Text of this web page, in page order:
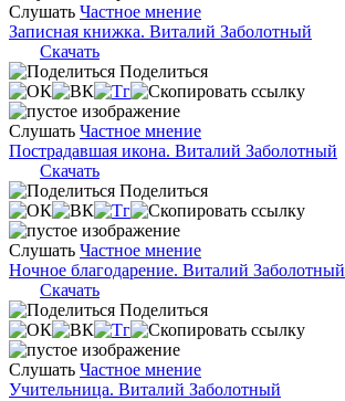
Слушать Частное мнение
Записная книжка. Виталий Заболотный
Скачать
Поделиться
Слушать Частное мнение
Пострадавшая икона. Виталий Заболотный
Скачать
Поделиться
Слушать Частное мнение
Ночное благодарение. Виталий Заболотный
Скачать
Поделиться
Слушать Частное мнение
Учительница. Виталий Заболотный